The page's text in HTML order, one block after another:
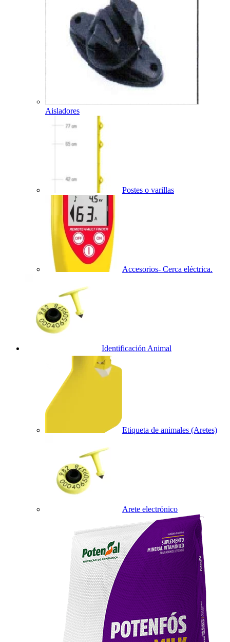
Aisladores
Postes o varillas
Accesorios- Cerca eléctrica.
Identificación Animal
Etiqueta de animales (Aretes)
Arete electrónico